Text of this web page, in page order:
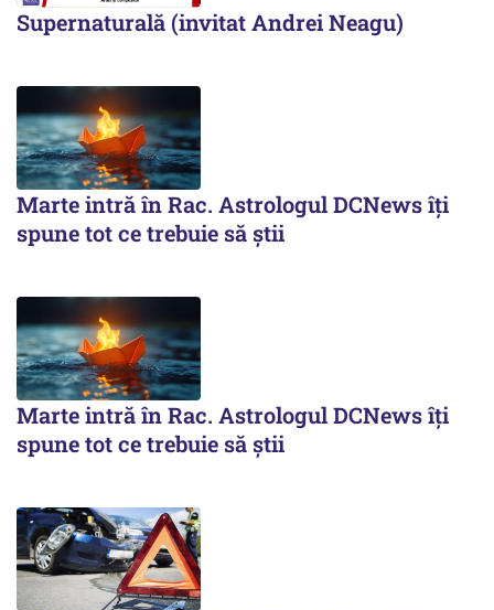
Supernaturală (invitat Andrei Neagu)
Marte intră în Rac. Astrologul DCNews îți
spune tot ce trebuie să știi
Marte intră în Rac. Astrologul DCNews îți
spune tot ce trebuie să știi